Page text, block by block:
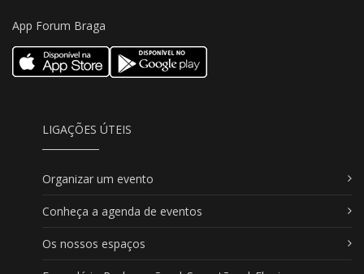
App Forum Braga
LIGAÇÕES ÚTEIS
Organizar um evento
Conheça a agenda de eventos
Os nossos espaços